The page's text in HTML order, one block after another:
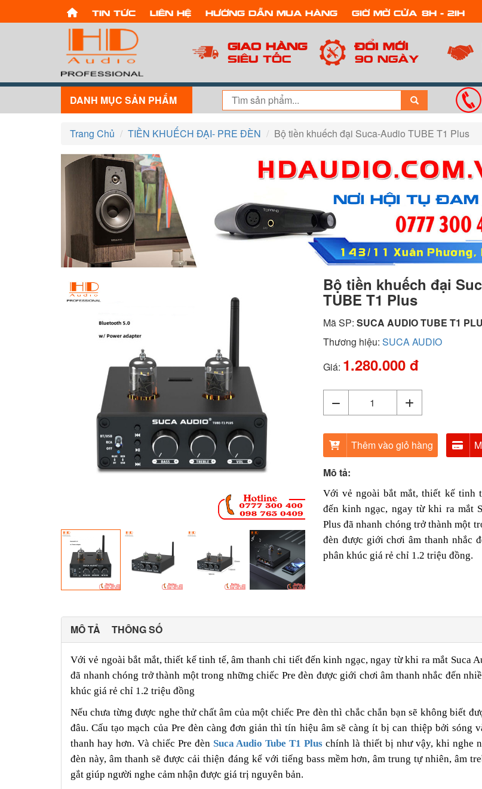
Tin tức Liên hệ Hướng dẫn mua hàng Giờ mở cửa: 8h - 21h
Giao hàng
Siêu tốc
Đổi mới
90 ngày
DANH MỤC SẢN PHẨM
Trang Chủ TIỀN KHUẾCH ĐẠI- PRE ĐÈN Bộ tiền khuếch đại Suca-Audio TUBE T1 Plus
Bộ tiền khuếch đại
TUBE T1 Plus
Mã SP: SUCA AUDIO TUBE T1
Thương hiệu: SUCA AUDIO
Giá: 1.280.000 đ
Thêm vào giỏ hàng
Mô tả:
Với vẻ ngoài bắt mắt, thiết kế tinh
đến kinh ngạc, ngay từ khi ra mắt
Plus đã nhanh chóng trở thành một
đèn được giới chơi âm thanh nhắc
phân khúc giá rẻ chỉ 1.2 triệu đồng.
MÔ TẢ THÔNG SỐ
Với vẻ ngoài bắt mắt, thiết kế tinh tế, âm thanh chi tiết đến kinh ngạc, ngay từ khi ra mắt Suca
đã nhanh chóng trở thành một trong những chiếc Pre đèn được giới chơi âm thanh nhắc đến
khúc giá rẻ chỉ 1.2 triệu đồng
Nếu chưa từng được nghe thử chất âm của một chiếc Pre đèn thì chắc chắn bạn sẽ không biết
đâu. Cấu tạo mạch của Pre đèn càng đơn giản thì tín hiệu âm sẽ càng ít bị can thiệp bởi sóng
thanh hay hơn. Và chiếc Pre đèn Suca Audio Tube T1 Plus chính là thiết bị như vậy, khi nghe
đèn này, âm thanh sẽ được cải thiện đáng kể với tiếng bass mềm hơn, âm trung tự nhiên, âm
gắt giúp người nghe cảm nhận được giá trị nguyên bản.